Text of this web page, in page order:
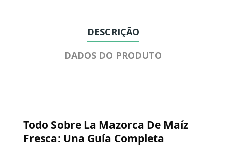
DESCRIÇÃO
DADOS DO PRODUTO
Todo Sobre La Mazorca De Maíz
Fresca: Una Guía Completa